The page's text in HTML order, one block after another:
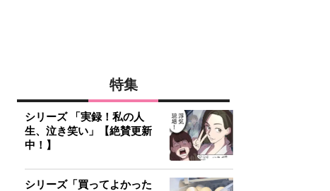
特集
シリーズ 「実録！私の人
生、泣き笑い」【絶賛更新
中！】
シリーズ「買ってよかった